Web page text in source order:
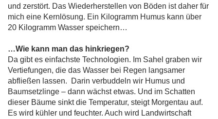
und zerstört. Das Wiederherstellen von Böden ist daher für
mich eine Kernlösung. Ein Kilogramm Humus kann über
20 Kilogramm Wasser speichern…
…Wie kann man das hinkriegen?
Da gibt es einfachste Technologien. Im Sahel graben wir
Vertiefungen, die das Wasser bei Regen langsamer
abfließen lassen. Darin verbuddeln wir Humus und
Baumsetzlinge – dann wächst etwas. Und im Schatten
dieser Bäume sinkt die Temperatur, steigt Morgentau auf.
Es wird kühler und feuchter. Auch wird Landwirtschaft